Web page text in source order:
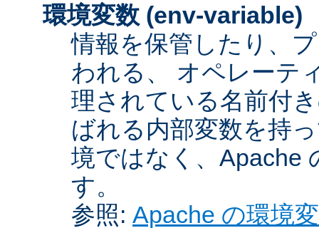
環境変数 (env-variable)
情報を保管したり、
われる、 オペレーテ
理されている名前付
ばれる内部変数を持
境ではなく、Apache
す。
参照: Apache の環境